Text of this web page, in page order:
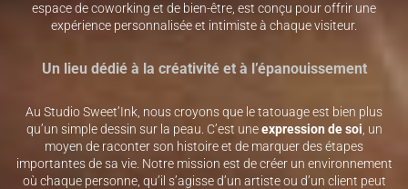
espace de coworking et de bien-être, est conçu pour offrir une
expérience personnalisée et intimiste à chaque visiteur.
Un lieu dédié à la créativité et à l’épanouissement
Au Studio Sweet’Ink, nous croyons que le tatouage est bien plus
qu’un simple dessin sur la peau. C’est uneexpression de soi , un
moyen de raconter son histoire et de marquer des étapes
importantes de sa vie. Notre mission est de créer un environnement
où chaque personne, qu’il s’agisse d’un artiste ou d’un client peut